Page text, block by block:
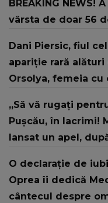
BREAKING NEWS!
vârsta de doar 56
Dani Piersic, fiul
apariție rară alături
Orsolya, femeia
„Să vă rugați
Pușcău, în lacrimi!
lansat un apel,
O declarație de
Oprea îi dedică
cântecul despre